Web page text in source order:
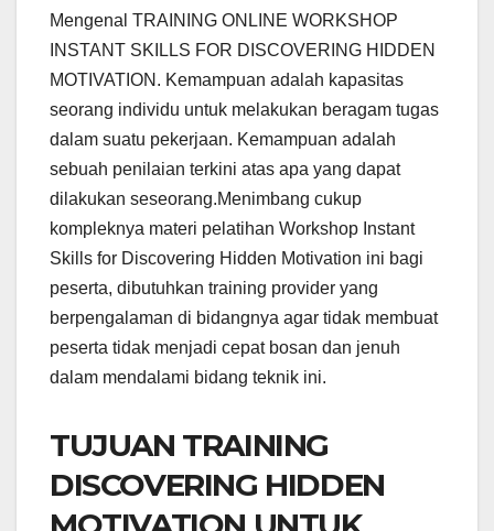
Mengenal TRAINING ONLINE WORKSHOP
INSTANT SKILLS FOR DISCOVERING HIDDEN
MOTIVATION. Kemampuan adalah kapasitas
seorang individu untuk melakukan beragam tugas
dalam suatu pekerjaan. Kemampuan adalah
sebuah penilaian terkini atas apa yang dapat
dilakukan seseorang.Menimbang cukup
kompleknya materi pelatihan Workshop Instant
Skills for Discovering Hidden Motivation ini bagi
peserta, dibutuhkan training provider yang
berpengalaman di bidangnya agar tidak membuat
peserta tidak menjadi cepat bosan dan jenuh
dalam mendalami bidang teknik ini.
TUJUAN TRAINING
DISCOVERING HIDDEN